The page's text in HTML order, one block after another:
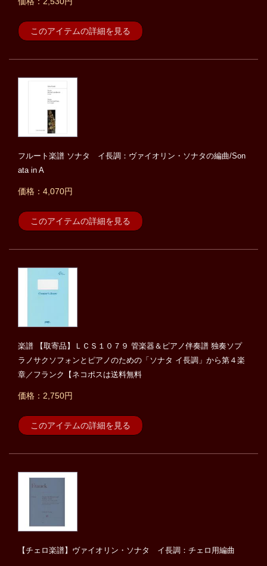
このアイテムの詳細を見る
フルート楽譜 ソナタ イ長調：ヴァイオリン・ソナタの編曲/Son
ata in A
価格：4,070円
このアイテムの詳細を見る
楽譜 【取寄品】ＬＣＳ１０７９ 管楽器＆ピアノ伴奏譜 独奏ソプ
ラノサクソフォンとピアノのための「ソナタ イ長調」から第４楽
章／フランク【ネコポスは送料無料
価格：2,750円
このアイテムの詳細を見る
【チェロ楽譜】ヴァイオリン・ソナタ イ長調：チェロ用編曲